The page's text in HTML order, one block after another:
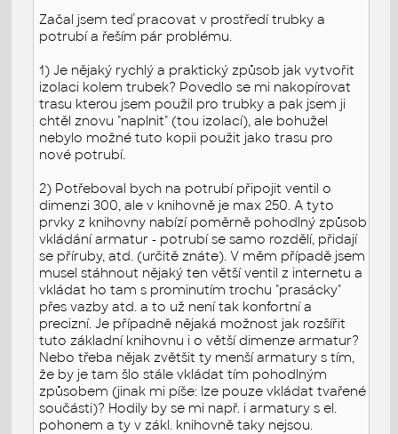
Začal jsem teď pracovat v prostředí trubky a
potrubí a řeším pár problému.
1) Je nějaký rychlý a praktický způsob jak vytvořit
izolaci kolem trubek? Povedlo se mi nakopírovat
trasu kterou jsem použil pro trubky a pak jsem ji
chtěl znovu "naplnit" (tou izolací), ale bohužel
nebylo možné tuto kopii použit jako trasu pro
nové potrubí.
2) Potřeboval bych na potrubí připojit ventil o
dimenzi 300, ale v knihovně je max 250. A tyto
prvky z knihovny nabízí poměrně pohodlný způsob
vkládání armatur - potrubí se samo rozdělí, přidají
se příruby, atd. (určitě znáte). V měm případě jsem
musel stáhnout nějaký ten větší ventil z internetu a
vkládat ho tam s prominutím trochu "prasácky"
přes vazby atd. a to už není tak konfortní a
precizní. Je případně nějaká možnost jak rozšířit
tuto základní knihovnu i o větší dimenze armatur?
Nebo třeba nějak zvětšit ty menší armatury s tím,
že by je tam šlo stále vkládat tím pohodlným
způsobem (jinak mi píše: lze pouze vkládat tvařené
součásti)? Hodily by se mi např. i armatury s el.
pohonem a ty v zákl. knihovně taky nejsou.